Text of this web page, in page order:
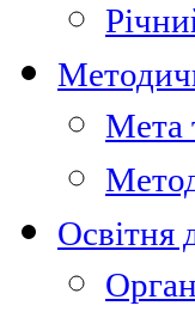
Мета
Освітня